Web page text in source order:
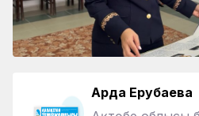
Ардақ Ерубаева